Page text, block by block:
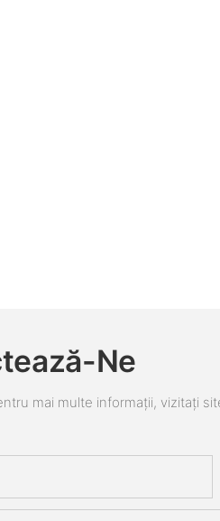
Ne
mai multe informații, vizitați